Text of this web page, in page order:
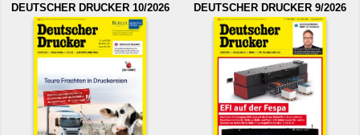
DEUTSCHER DRUCKER 10/2026 DEUTSCHER DRUCKER 9/2026